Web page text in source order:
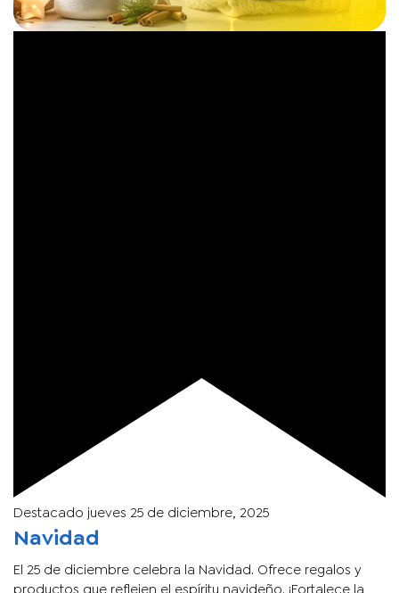
Destacado jueves 25 de diciembre, 2025
Navidad
El 25 de diciembre celebra la Navidad. Ofrece regalos y
productos que reflejen el espíritu navideño. ¡Fortalece la